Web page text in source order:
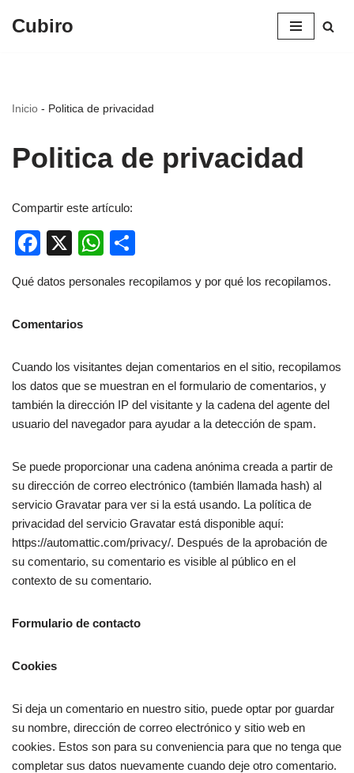
Cubiro
Inicio - Politica de privacidad
Politica de privacidad
Compartir este artículo:
Facebook
X WhatsApp
Qué datos personales recopilamos y por qué los recopilamos.
Comentarios
Cuando los visitantes dejan comentarios en el sitio, recopilamos
los datos que se muestran en el formulario de comentarios, y
también la dirección IP del visitante y la cadena del agente del
usuario del navegador para ayudar a la detección de spam.
Se puede proporcionar una cadena anónima creada a partir de
su dirección de correo electrónico (también llamada hash) al
servicio Gravatar para ver si la está usando. La política de
privacidad del servicio Gravatar está disponible aquí:
https://automattic.com/privacy/. Después de la aprobación de
su comentario, su comentario es visible al público en el
contexto de su comentario.
Formulario de contacto
Cookies
Si deja un comentario en nuestro sitio, puede optar por guardar
su nombre, dirección de correo electrónico y sitio web en
cookies. Estos son para su conveniencia para que no tenga que
completar sus datos nuevamente cuando deje otro comentario.